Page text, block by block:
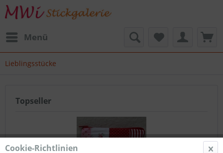
Menü
Lieblingsstücke
Topseller
Cookie-Richtlinien